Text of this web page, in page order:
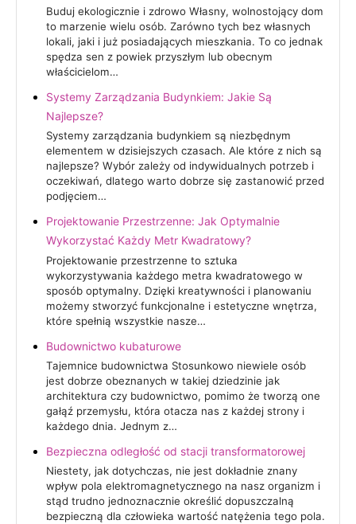
Buduj ekologicznie i zdrowo Własny, wolnostojący dom
to marzenie wielu osób. Zarówno tych bez własnych
lokali, jaki i już posiadających mieszkania. To co jednak
spędza sen z powiek przyszłym lub obecnym
właścicielom…
Systemy Zarządzania Budynkiem: Jakie Są
Najlepsze?
Systemy zarządzania budynkiem są niezbędnym
elementem w dzisiejszych czasach. Ale które z nich są
najlepsze? Wybór zależy od indywidualnych potrzeb i
oczekiwań, dlatego warto dobrze się zastanowić przed
podjęciem…
Projektowanie Przestrzenne: Jak Optymalnie
Wykorzystać Każdy Metr Kwadratowy?
Projektowanie przestrzenne to sztuka
wykorzystywania każdego metra kwadratowego w
sposób optymalny. Dzięki kreatywności i planowaniu
możemy stworzyć funkcjonalne i estetyczne wnętrza,
które spełnią wszystkie nasze…
Budownictwo kubaturowe
Tajemnice budownictwa Stosunkowo niewiele osób
jest dobrze obeznanych w takiej dziedzinie jak
architektura czy budownictwo, pomimo że tworzą one
gałąź przemysłu, która otacza nas z każdej strony i
każdego dnia. Jednym z…
Bezpieczna odległość od stacji transformatorowej
Niestety, jak dotychczas, nie jest dokładnie znany
wpływ pola elek­tromagnetycznego na nasz organizm i
stąd trudno jednoznacznie określić dopuszczal­ną
bezpieczną dla człowieka wartość natę­żenia tego pola.